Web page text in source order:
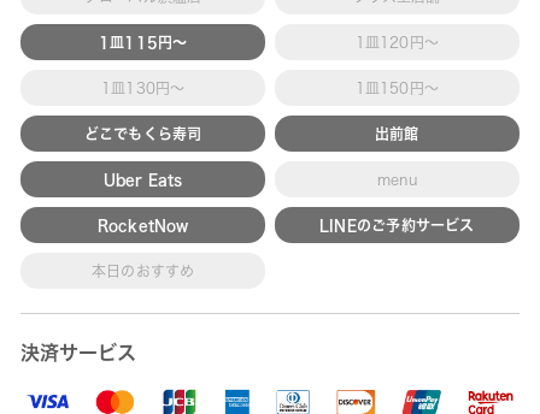
1皿115円～ 1皿120円～
1皿130円～ 1皿150円～
どこでもくら寿司 出前館
Uber Eats menu
RocketNow LINEのご予約サービス
本日のおすすめ
決済サービス